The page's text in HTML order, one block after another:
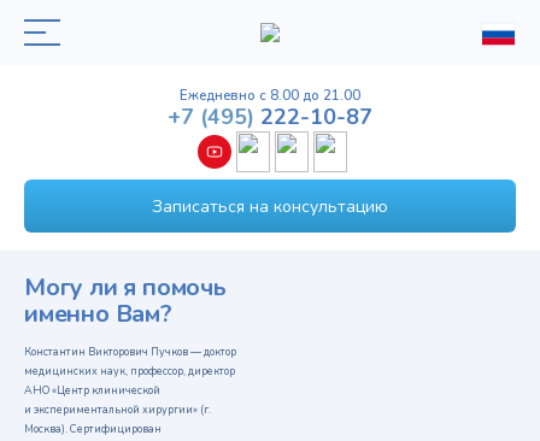
Ежедневно с 8.00 до 21.00
Записаться на консультацию
+7 (495) 222-10-87
Могу ли я помочь
именно Вам?
Константин Викторович Пучков — доктор
медицинских наук, профессор, директор
АНО «Центр клинической
и экспериментальной хирургии» (г.
Москва). Сертифицирован